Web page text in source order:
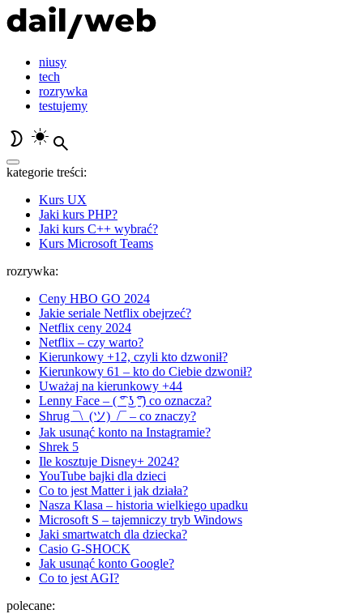
niusy
tech
rozrywka
testujemy
kategorie treści:
Kurs UX
Jaki kurs PHP?
Jaki kurs C++ wybrać?
Kurs Microsoft Teams
rozrywka:
Ceny HBO GO 2024
Jakie seriale Netflix obejrzeć?
Netflix ceny 2024
Netflix – czy warto?
Kierunkowy +12, czyli kto dzwonił?
Kierunkowy 61 – kto do Ciebie dzwonił?
Uważaj na kierunkowy +44
Lenny Face – ( ͡° ͜ʖ ͡°) co oznacza?
Shrug ¯\_(ツ)_/¯ – co znaczy?
Jak usunąć konto na Instagramie?
Shrek 5
Ile kosztuje Disney+ 2024?
YouTube bajki dla dzieci
Co to jest Matter i jak działa?
Nasza Klasa – historia wielkiego upadku
Microsoft S – tajemniczy tryb Windows
Jaki smartwatch dla dziecka?
Casio G-SHOCK
Jak usunąć konto Google?
Co to jest AGI?
polecane: